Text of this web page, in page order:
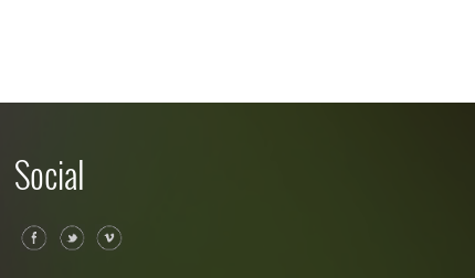
Social